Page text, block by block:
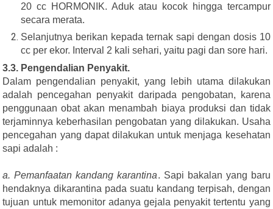
20 cc HORMONIK. Aduk atau kocok hingga tercampur
secara merata.
Selanjutnya berikan kepada ternak sapi dengan dosis 10
cc per ekor. Interval 2 kali sehari, yaitu pagi dan sore hari.
3.3. Pengendalian Penyakit.
Dalam pengendalian penyakit, yang lebih utama dilakukan
adalah pencegahan penyakit daripada pengobatan, karena
penggunaan obat akan menambah biaya produksi dan tidak
terjaminnya keberhasilan pengobatan yang dilakukan. Usaha
pencegahan yang dapat dilakukan untuk menjaga kesehatan
sapi adalah :
a. Pemanfaatan kandang karantina. Sapi bakalan yang baru
hendaknya dikarantina pada suatu kandang terpisah, dengan
tujuan untuk memonitor adanya gejala penyakit tertentu yang